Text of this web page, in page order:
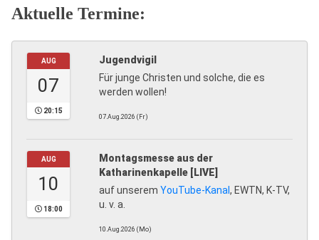
Aktuelle Termine:
AUG
07
20:15
Jugendvigil
Für junge Christen und solche, die es
werden wollen!
07.Aug.2026 (Fr)
AUG
10
18:00
Montagsmesse aus der
Katharinenkapelle [LIVE]
auf unserem YouTube-Kanal, EWTN, K-TV,
u. v. a.
10.Aug.2026 (Mo)